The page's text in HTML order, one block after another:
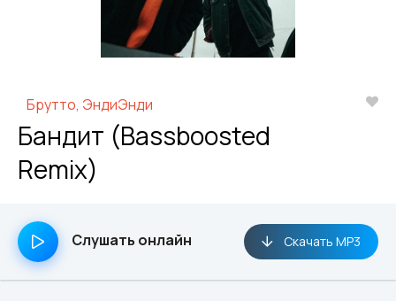
Брутто, ЭндиЭнди
Бандит (Bassboosted
Remix)
Слушать онлайн Скачать MP3